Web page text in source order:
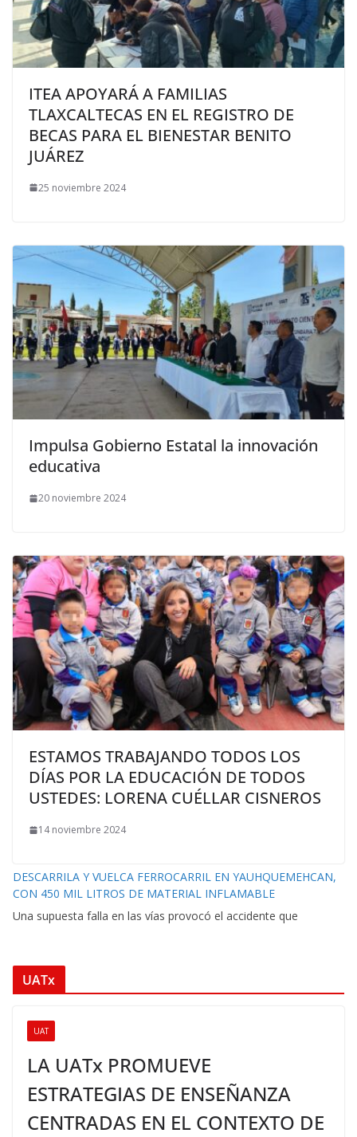
ITEA APOYARÁ A FAMILIAS
TLAXCALTECAS EN EL REGISTRO DE
BECAS PARA EL BIENESTAR BENITO
JUÁREZ
25 noviembre 2024
Impulsa Gobierno Estatal la innovación
educativa
20 noviembre 2024
ESTAMOS TRABAJANDO TODOS LOS
DÍAS POR LA EDUCACIÓN DE TODOS
USTEDES: LORENA CUÉLLAR CISNEROS
14 noviembre 2024
DESCARRILA Y VUELCA FERROCARRIL EN YAUHQUEMEHCAN,
CON 450 MIL LITROS DE MATERIAL INFLAMABLE
Una supuesta falla en las vías provocó el accidente que
UATx
UAT
LA UATx PROMUEVE
ESTRATEGIAS DE ENSEÑANZA
CENTRADAS EN EL CONTEXTO DE